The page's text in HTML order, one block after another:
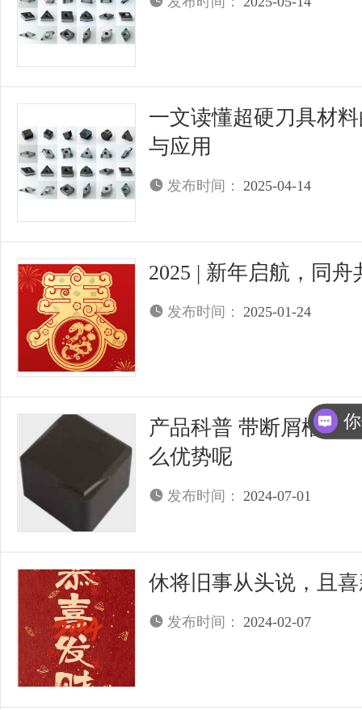
一文读懂超硬刀具材
与应用
发布时间： 2025-04-14
2025 | 新年启航，同舟
发布时间： 2025-01-24
产品科普 带断屑槽的
么优势呢
发布时间： 2024-07-01
休将旧事从头说，且
发布时间： 2024-02-07